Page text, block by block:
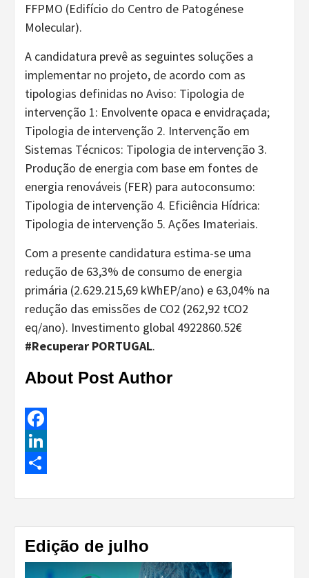
FFPMO (Edifício do Centro de Patogénese
Molecular).
A candidatura prevê as seguintes soluções a
implementar no projeto, de acordo com as
tipologias definidas no Aviso: Tipologia de
intervenção 1: Envolvente opaca e envidraçada;
Tipologia de intervenção 2. Intervenção em
Sistemas Técnicos: Tipologia de intervenção 3.
Produção de energia com base em fontes de
energia renováveis (FER) para autoconsumo:
Tipologia de intervenção 4. Eficiência Hídrica:
Tipologia de intervenção 5. Ações Imateriais.
Com a presente candidatura estima-se uma
redução de 63,3% de consumo de energia
primária (2.629.215,69 kWhEP/ano) e 63,04% na
redução das emissões de CO2 (262,92 tCO2
eq/ano). Investimento global 4922860.52€
#Recuperar PORTUGAL.
About Post Author
Facebook
LinkedIn
Edição de julho